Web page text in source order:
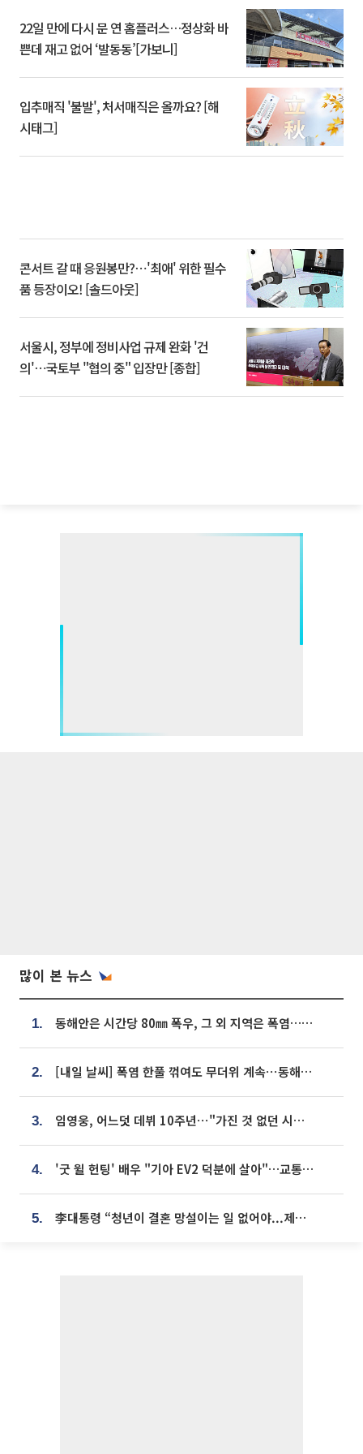
22일 만에 다시 문 연 홈플러스…정상화 바
쁜데 재고 없어 ‘발동동’[가보니]
입추매직 '불발', 처서매직은 올까요? [해
시태그]
콘서트 갈 때 응원봉만?⋯'최애' 위한 필수
품 등장이오! [솔드아웃]
서울시, 정부에 정비사업 규제 완화 '건
의'⋯국토부 "협의 중" 입장만 [종합]
많이 본 뉴스
1. 동해안은 시간당 80㎜ 폭우, 그 외 지역은 폭염…‘극과 극 날씨’
2. [내일 날씨] 폭염 한풀 꺾여도 무더위 계속⋯동해안 이틀 연속 비
3. 임영웅, 어느덧 데뷔 10주년⋯"가진 것 없던 시절, 내 앞엔 20명의 팬뿐"
4. '굿 윌 헌팅' 배우 "기아 EV2 덕분에 살아"…교통사고 후 안전성 극찬
5. 李대통령 “청년이 결혼 망설이는 일 없어야...제도상 불이익 조사”